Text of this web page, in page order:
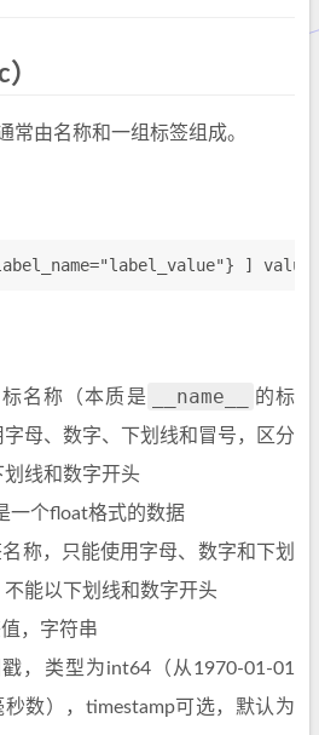
常由名称和一组标签组成。
]
名称（本质是 __name__
的标
母、数字、下划线和冒号，区分
线和数字开头
一个float格式的数据
名称，只能使用字母、数字和下划
能以下划线和数字开头
，字符串
，类型为int64（从1970-01-01
数），timestamp可选，默认为